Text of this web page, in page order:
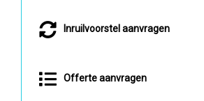
Inruilvoorstel aanvragen
Offerte aanvragen